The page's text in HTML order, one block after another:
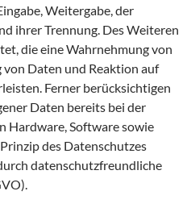
Weitergabe, der
ihrer Trennung. Des Weiteren
die eine Wahrnehmung von
Daten und Reaktion auf
Ferner berücksichtigen
Daten bereits bei der
Hardware, Software sowie
des Datenschutzes
datenschutzfreundliche